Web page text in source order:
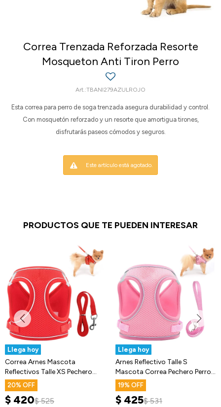
Correa Trenzada Reforzada Resorte
Mosqueton Anti Tiron Perro
TBANI279AZULROJO
Esta correa para perro de soga trenzada asegura durabilidad y control.
Con mosquetón reforzado y un resorte que amortigua tirones,
disfrutarás paseos cómodos y seguros.
Este artículo está agotado.
PRODUCTOS QUE TE PUEDEN INTERESAR
Llega hoy
Correa Arnes Mascota
Reflectivos Talle XS Pechero
Gato Perro
20
$ 420$ 525
Llega hoy
Arnes Reflectivo Talle S
Mascota Correa Pechero Perros
Gatos
19
$ 425$ 531